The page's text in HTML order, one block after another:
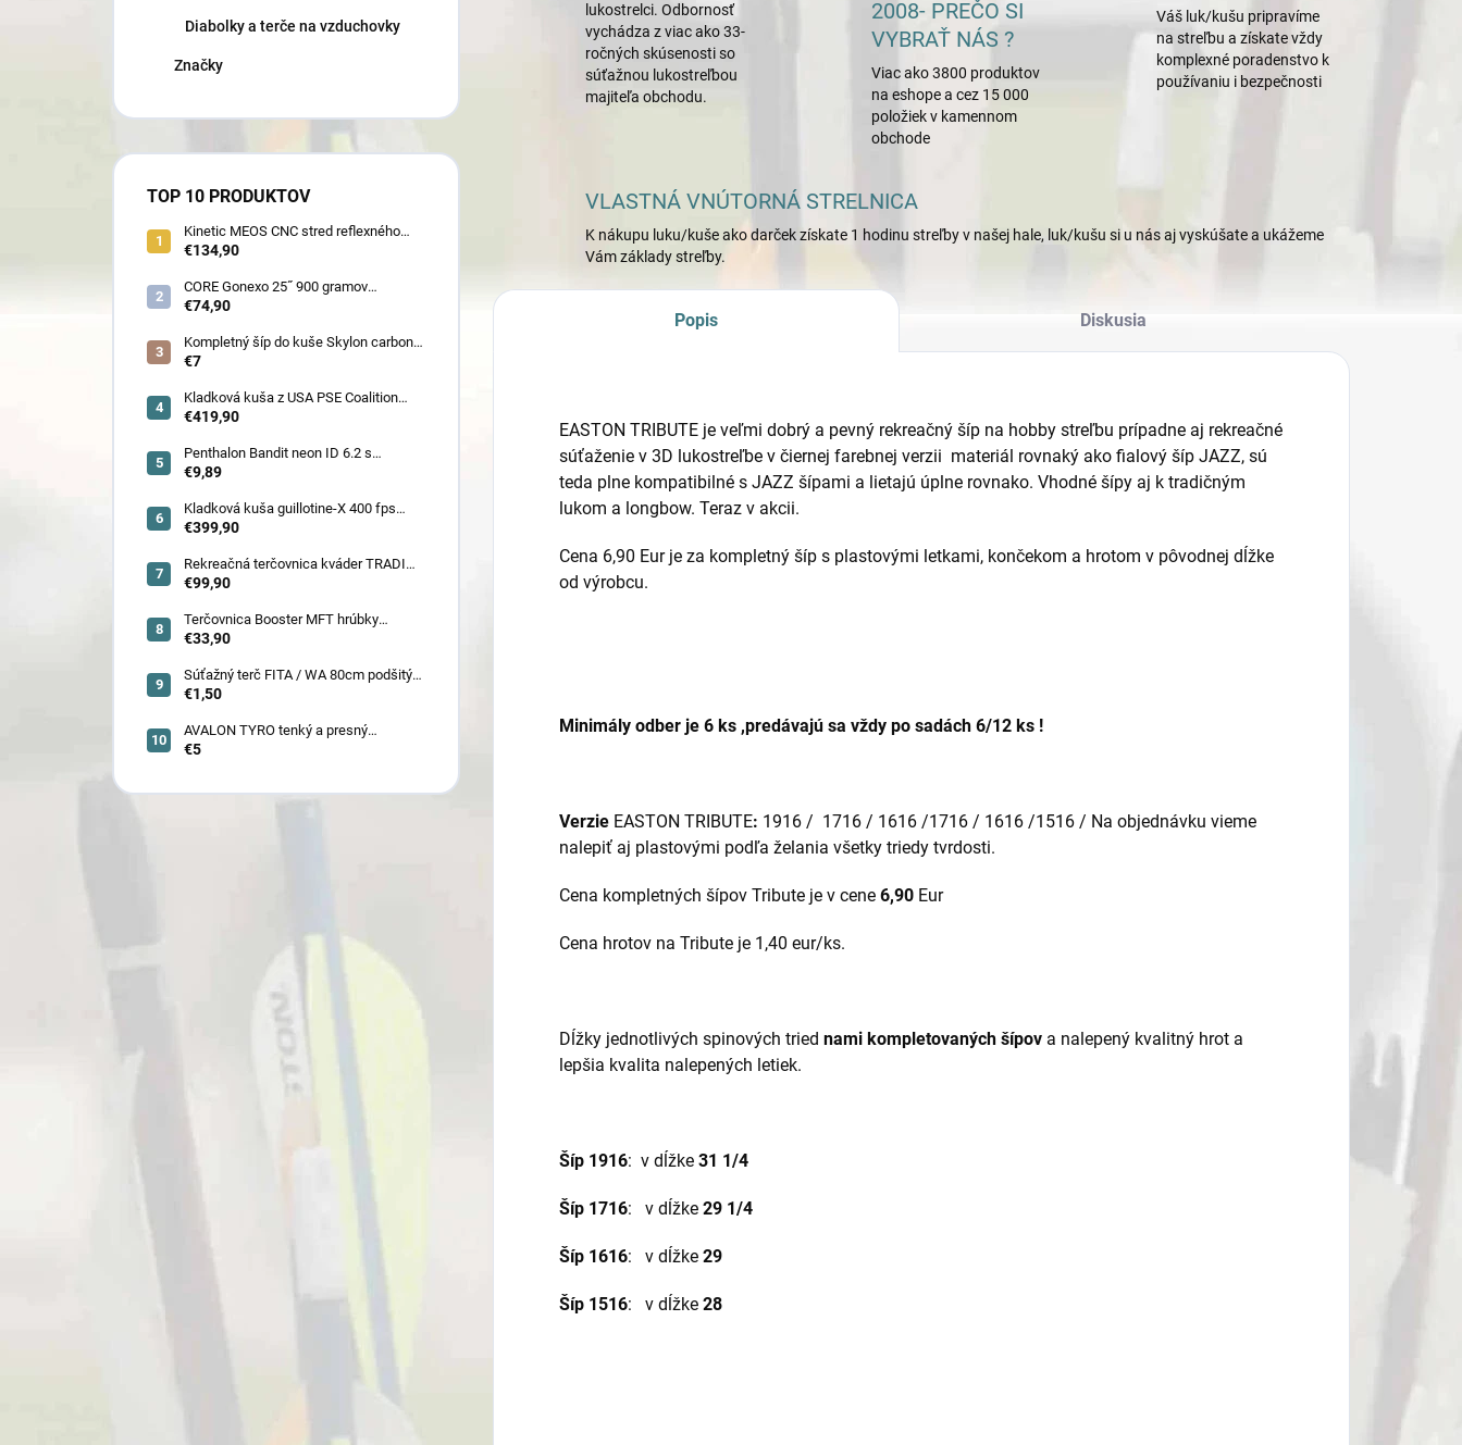
Diabolky a terče na vzduchovky
Značky
TOP 10 PRODUKTOV
Kinetic MEOS CNC stred reflexného
luku 21˝ pre deti 900 gramov
€134,90
CORE Gonexo 25˝ 900 gramov
jednofarebný (ľahký stred pre mužov,
!!
€74,90
Kompletný šíp do kuše Skylon carbon
3K z pevného karbónu v rozmeroch
quill a diablo
€7
Kladková kuša z USA PSE Coalition
frontier 380 fps (80178) - superakcia !
€419,90
Penthalon Bandit neon ID 6.2 s
prírodnými letkami
€9,89
Kladková kuša guillotine-X 400 fps
camo so zabudovaným nášľapom
€399,90
Rekreačná terčovnica kváder TRADI
80x80x22 cm (6132)
€99,90
Terčovnica Booster MFT hrúbky
7cm/11cm/17cm
€33,90
Súťažný terč FITA / WA 80cm podšitý
(6005)
€1,50
AVALON TYRO tenký a presný
€5
lukostrelci. Odbornosť
vychádza z viac ako 33-
ročných skúsenosti so
súťažnou lukostreľbou
majiteľa obchodu.
2008- PREČO SI
VYBRAŤ NÁS ?
Viac ako 3800 produktov
na eshope a cez 15 000
položiek v kamennom
obchode
Váš luk/kušu pripravíme
na streľbu a získate vždy
komplexné poradenstvo k
používaniu i bezpečnosti
VLASTNÁ VNÚTORNÁ STRELNICA
K nákupu luku/kuše ako darček získate 1 hodinu streľby v našej hale, luk/kušu si u nás aj vyskúšate a ukážeme
Vám základy streľby.
Popis Diskusia
EASTON TRIBUTE je veľmi dobrý a pevný rekreačný šíp na hobby streľbu prípadne aj rekreačné
súťaženie v 3D lukostreľbe v čiernej farebnej verzii materiál rovnaký ako fialový šíp JAZZ, sú
teda plne kompatibilné s JAZZ šípami a lietajú úplne rovnako. Vhodné šípy aj k tradičným
lukom a longbow. Teraz v akcii.
Cena 6,90 Eur je za kompletný šíp s plastovými letkami, končekom a hrotom v pôvodnej dĺžke
od výrobcu.
Minimály odber je 6 ks ,predávajú sa vždy po sadách 6/12 ks !
Verzie EASTON TRIBUTE: 1916 / 1716 / 1616 /1716 / 1616 /1516 / Na objednávku vieme
nalepiť aj plastovými podľa želania všetky triedy tvrdosti.
Cena kompletných šípov Tribute je v cene 6,90 Eur
Cena hrotov na Tribute je 1,40 eur/ks.
Dĺžky jednotlivých spinových tried nami kompletovaných šípov a nalepený kvalitný hrot a
lepšia kvalita nalepených letiek.
Šíp 1916: v dĺžke 31 1/4
Šíp 1716: v dĺžke 29 1/4
Šíp 1616: v dĺžke 29
Šíp 1516: v dĺžke 28